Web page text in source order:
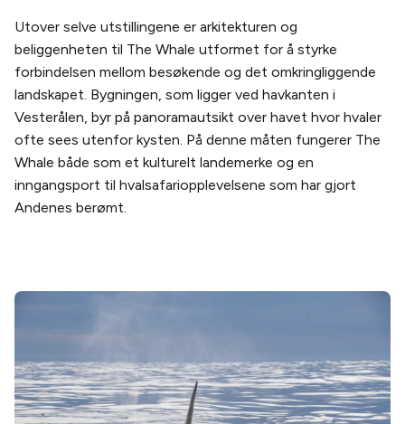
Utover selve utstillingene er arkitekturen og
beliggenheten til The Whale utformet for å styrke
forbindelsen mellom besøkende og det omkringliggende
landskapet. Bygningen, som ligger ved havkanten i
Vesterålen, byr på panoramautsikt over havet hvor hvaler
ofte sees utenfor kysten. På denne måten fungerer The
Whale både som et kulturelt landemerke og en
inngangsport til hvalsafariopplevelsene som har gjort
Andenes berømt.